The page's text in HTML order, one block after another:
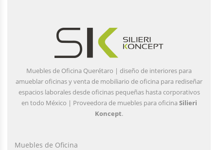
Muebles de Oficina Querétaro | diseño de interiores para
amueblar oficinas y venta de mobiliario de oficina para rediseñar
espacios laborales desde oficinas pequeñas hasta corporativos
en todo México | Proveedora de muebles para oficina Silieri
Koncept.
Muebles de Oficina